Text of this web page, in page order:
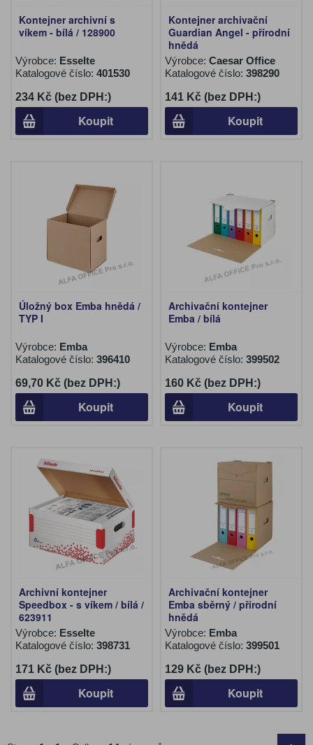
Kontejner archivní s
víkem - bílá / 128900
Výrobce: Esselte
Katalogové číslo: 401530
234 Kč (bez DPH:)
Koupit
Kontejner archivační
Guardian Angel - přírodní
hnědá
Výrobce: Caesar Office
Katalogové číslo: 398290
141 Kč (bez DPH:)
Koupit
Úložný box Emba hnědá /
TYP I
Výrobce: Emba
Katalogové číslo: 396410
69,70 Kč (bez DPH:)
Koupit
Archivační kontejner
Emba / bílá
Výrobce: Emba
Katalogové číslo: 399502
160 Kč (bez DPH:)
Koupit
Archivní kontejner
Speedbox - s víkem / bílá /
623911
Výrobce: Esselte
Katalogové číslo: 398731
171 Kč (bez DPH:)
Koupit
Archivační kontejner
Emba sběrný / přírodní
hnědá
Výrobce: Emba
Katalogové číslo: 399501
129 Kč (bez DPH:)
Koupit